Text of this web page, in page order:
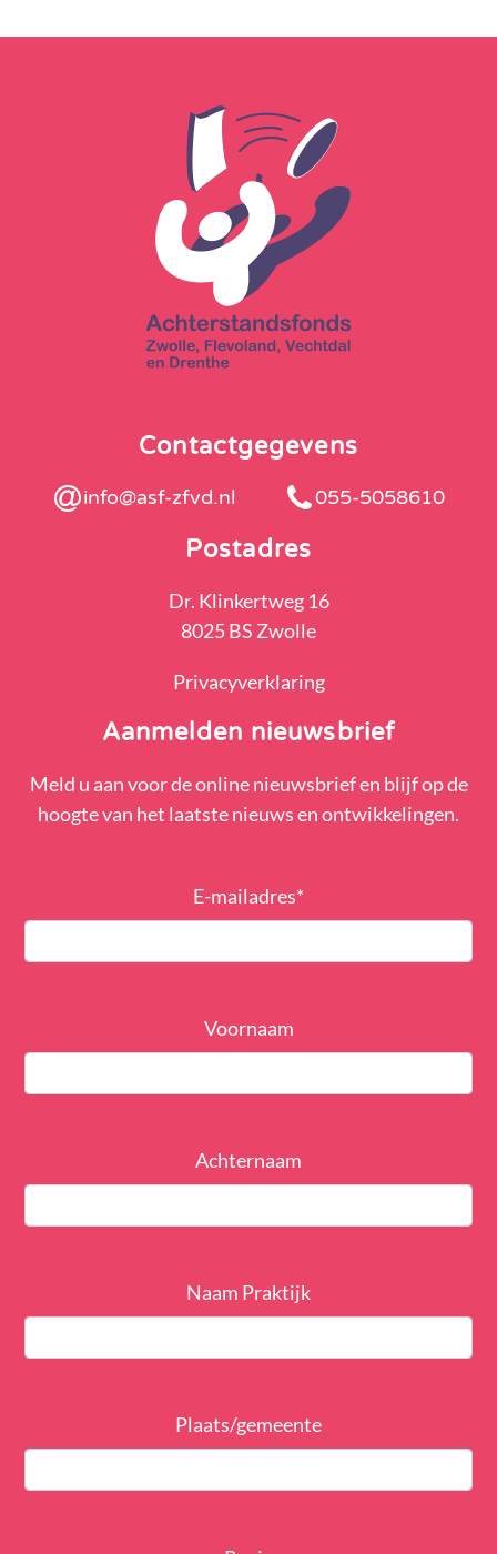
Contactgegevens
info@asf-zfvd.nl 055-5058610
Postadres
Dr. Klinkertweg 16
8025 BS Zwolle
Privacyverklaring
Aanmelden nieuwsbrief
Meld u aan voor de online nieuwsbrief en blijf op de
hoogte van het laatste nieuws en ontwikkelingen.
E-mailadres*
Voornaam
Achternaam
Naam Praktijk
Plaats/gemeente